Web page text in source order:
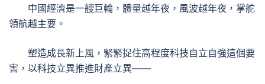
中國經濟是一艘巨輪，體量越年夜，風波越年夜，掌舵
領航越主要。
塑造成長新上風，緊緊捉住高程度科技自立自強這個要
害，以科技立異推進財產立異——